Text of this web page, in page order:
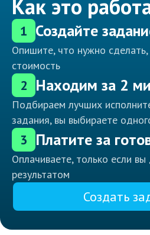
Как это
1 Создайте
Опишите, что нужно
стоимость
2 Находим за 2
Подбираем лучших
задания, вы выбираете
3 Платите за
Оплачиваете, только если
результатом
Создать